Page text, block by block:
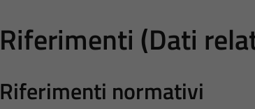
Riferimenti (Dati
Riferimenti normativi